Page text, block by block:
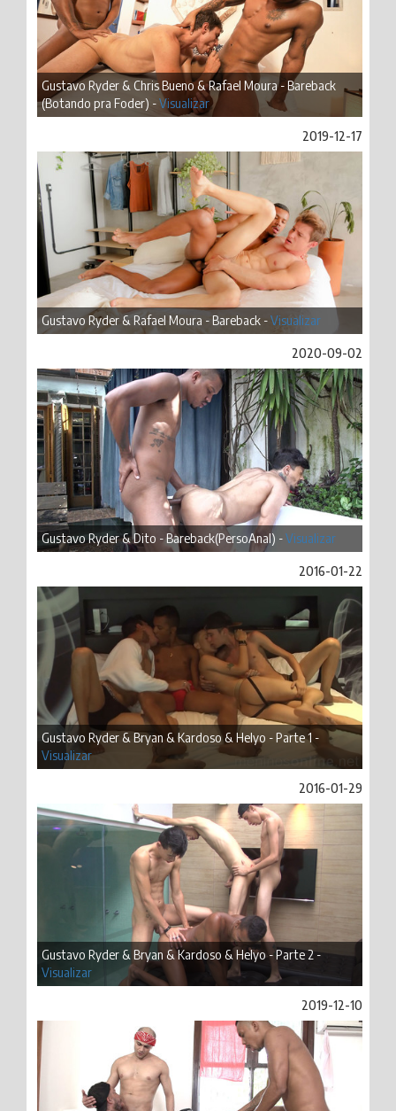
Gustavo Ryder & Chris Bueno & Rafael Moura - Bareback
(Botando pra Foder) -Visualizar
2019-12-17
Gustavo Ryder & Rafael Moura - Bareback -Visualizar
2020-09-02
Gustavo Ryder & Dito - Bareback(PersoAnal) -Visualizar
2016-01-22
Gustavo Ryder & Bryan & Kardoso & Helyo - Parte 1 -
Visualizar
2016-01-29
Gustavo Ryder & Bryan & Kardoso & Helyo - Parte 2 -
Visualizar
2019-12-10